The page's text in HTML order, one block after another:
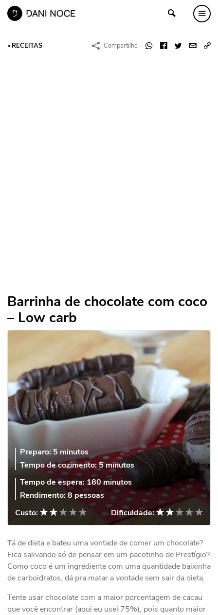
« RECEITAS Compartilhe
Barrinha de chocolate com coco
– Low carb
Preparo: 5 minutos
Tempo de cozimento:5 minutos
Tempo de espera: 180 minutos
Rendimento:8 pessoas
Custo:
Dificuldade:
Tá de dieta e bateu uma vontade de comer um chocolate?
Fica salivando só de pensar em um pacotinho de Prestígio?
Como coco é um ingrediente com uma quantidade baixinha
de carboidratos, dá pra matar a vontade sem sair da dieta.
Tente usar chocolate com a maior porcentagem de cacau
que você encontrar (aqui eu usei 75%), pois quanto maior